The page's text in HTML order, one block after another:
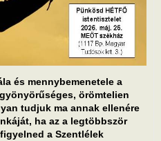
és mennybemenetele a
örömtelien
tudjuk ma annak ellenére
ha az a legtöbbször
a Szentlélek